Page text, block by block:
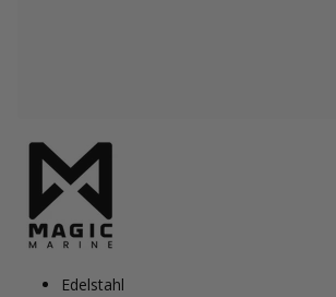
Edelstahl